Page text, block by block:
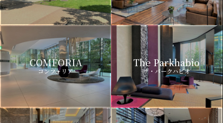
COMFORIA
コンフォリア
The Parkhabio
ザ・パークハビオ